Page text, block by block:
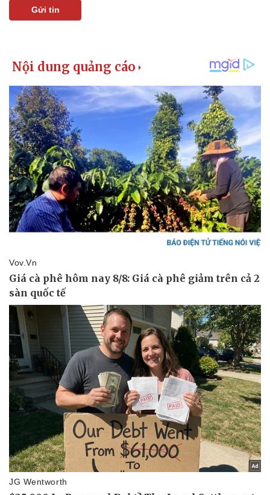
Thể thao
Bóng đá
Lịch thi đấu bóng đá
Thế giới thể thao
eSports
Ô tô - Xe máy
Ô tô
Xe máy
Tư vấn
Gửi tin